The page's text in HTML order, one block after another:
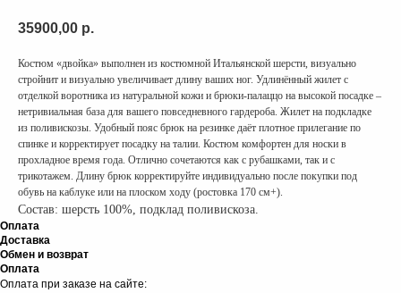
35900,00 р.
Костюм «двойка» выполнен из костюмной Итальянской шерсти, визуально
стройнит и визуально увеличивает длину ваших ног. Удлинённый жилет с
отделкой воротника из натуральной кожи и брюки-палаццо на высокой посадке –
нетривиальная база для вашего повседневного гардероба. Жилет на подкладке
из поливискозы. Удобный пояс брюк на резинке даёт плотное прилегание по
спинке и корректирует посадку на талии. Костюм комфортен для носки в
прохладное время года. Отлично сочетаются как с рубашками, так и с
трикотажем. Длину брюк корректируйте индивидуально после покупки под
обувь на каблуке или на плоском ходу (ростовка 170 см+).
Состав: шерсть 100%, подклад поливискоза.
Оплата
Доставка
Обмен и возврат
Оплата
Оплата при заказе на сайте: